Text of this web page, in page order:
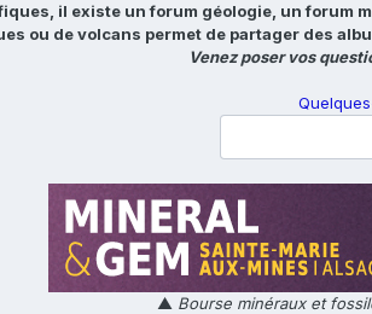
il existe un forum géologie, un forum
ou de volcans permet de partager des
Venez poser vos
▲ Bourse minéraux et